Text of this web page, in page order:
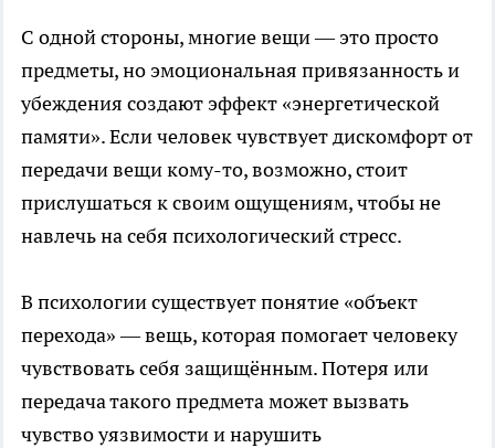
С одной стороны, многие вещи — это просто
предметы, но эмоциональная привязанность и
убеждения создают эффект «энергетической
памяти». Если человек чувствует дискомфорт от
передачи вещи кому-то, возможно, стоит
прислушаться к своим ощущениям, чтобы не
навлечь на себя психологический стресс.
В психологии существует понятие «объект
перехода» — вещь, которая помогает человеку
чувствовать себя защищённым. Потеря или
передача такого предмета может вызвать
чувство уязвимости и нарушить